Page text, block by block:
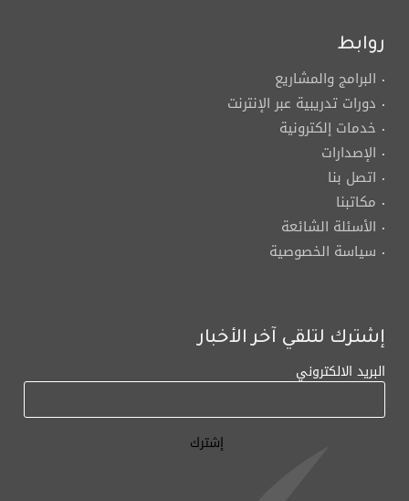
روابط
البرامج والمشاريع
دورات تدريبية عبر الإنترنت
خدمات إلكترونية
الإصدارات
اتصل بنا
مكاتبنا
الأسئلة الشائعة
سياسة الخصوصية
إشترك لتلقي آخر الأخبار
البريد الالكتروني